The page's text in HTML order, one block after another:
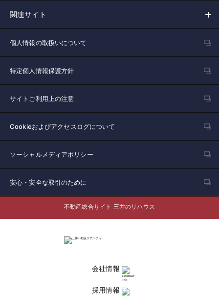
関連サイト
個人情報の取扱いについて
特定個人情報保護方針
サイトご利用上の注意
Cookieおよびアクセスログについて
ソーシャルメディアポリシー
安心・安全な取引のために
不動産総合サイト 三井のリハウス
会社情報
採用情報